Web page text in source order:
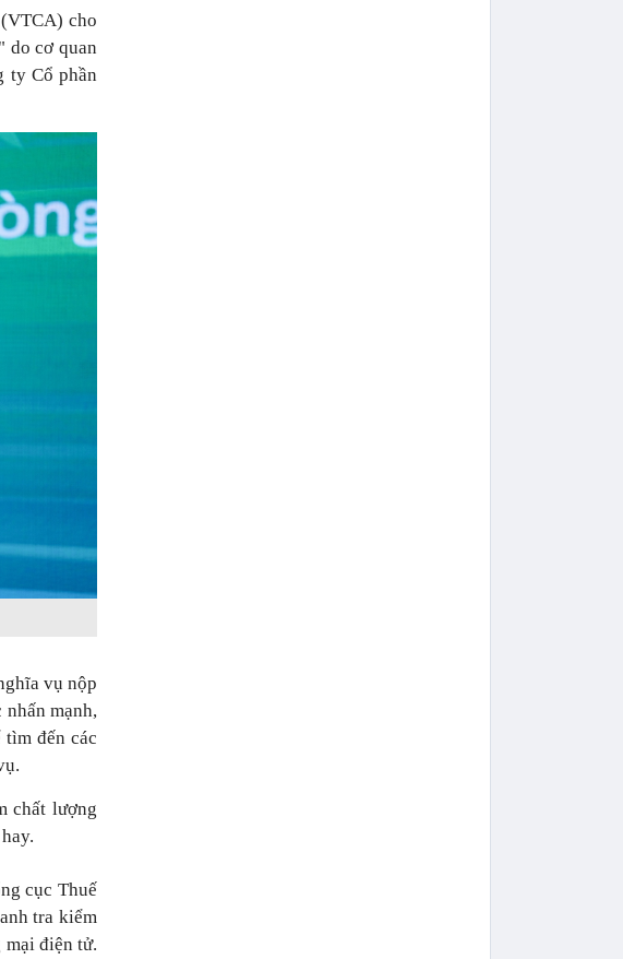
cho
do cơ quan
ty Cổ phần
vụ nộp
mạnh,
đến các
chất lượng
cục Thuế
tra kiểm
điện tử.